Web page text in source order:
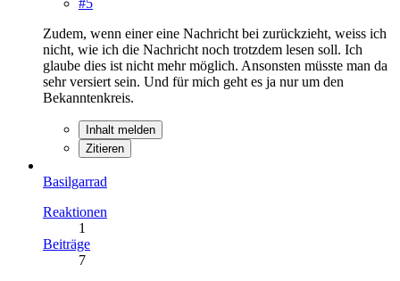
Zudem, wenn einer eine Nachricht bei zurückzieht, weiss ich
nicht, wie ich die Nachricht noch trotzdem lesen soll. Ich
glaube dies ist nicht mehr möglich. Ansonsten müsste man da
sehr versiert sein. Und für mich geht es ja nur um den
Bekanntenkreis.
Inhalt melden
Zitieren
Basilgarrad
Reaktionen
1
Beiträge
7